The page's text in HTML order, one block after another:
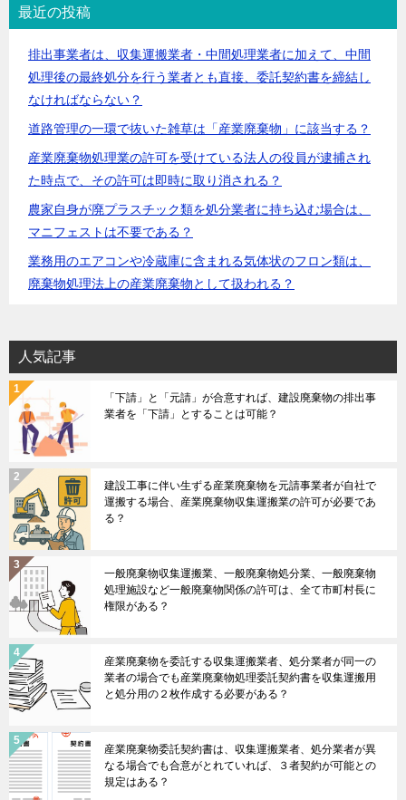
最近の投稿
排出事業者は、収集運搬業者・中間処理業者に加えて、中間
処理後の最終処分を行う業者とも直接、委託契約書を締結し
なければならない？
道路管理の一環で抜いた雑草は「産業廃棄物」に該当する？
産業廃棄物処理業の許可を受けている法人の役員が逮捕され
た時点で、その許可は即時に取り消される？
農家自身が廃プラスチック類を処分業者に持ち込む場合は、
マニフェストは不要である？
業務用のエアコンや冷蔵庫に含まれる気体状のフロン類は、
廃棄物処理法上の産業廃棄物として扱われる？
人気記事
「下請」と「元請」が合意すれば、建設廃棄物の排出事
業者を「下請」とすることは可能？
建設工事に伴い生ずる産業廃棄物を元請事業者が自社で
運搬する場合、産業廃棄物収集運搬業の許可が必要であ
る？
一般廃棄物収集運搬業、一般廃棄物処分業、一般廃棄物
処理施設など一般廃棄物関係の許可は、全て市町村長に
権限がある？
産業廃棄物を委託する収集運搬業者、処分業者が同一の
業者の場合でも産業廃棄物処理委託契約書を収集運搬用
と処分用の２枚作成する必要がある？
産業廃棄物委託契約書は、収集運搬業者、処分業者が異
なる場合でも合意がとれていれば、３者契約が可能との
規定はある？